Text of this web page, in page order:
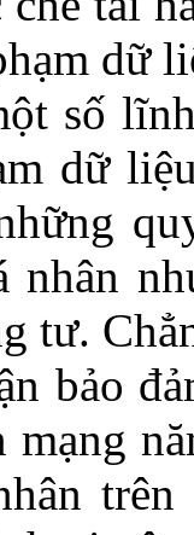
dữ
số
dữ
nhân
tư.
bảo